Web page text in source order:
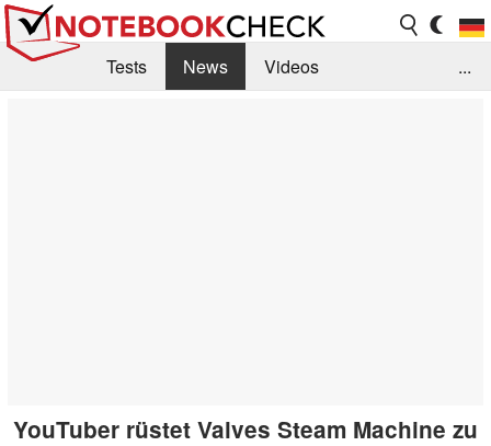
Tests News
Videos
...
YouTuber rüstet Valves Steam Machine zu